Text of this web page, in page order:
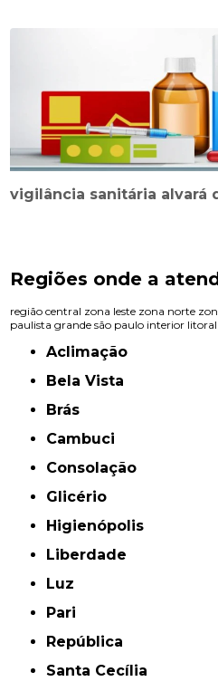
vigilância sanitária alvará
Regiões onde a
região central zona leste zona norte
paulista grande são paulo interior litoral
Aclimação
Bela Vista
Brás
Cambuci
Consolação
Glicério
Higienópolis
Liberdade
Luz
Pari
República
Santa Cecília